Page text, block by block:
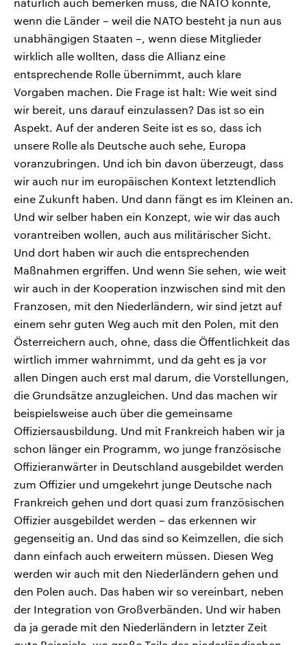
natürlich auch bemerken muss, die NATO könnte,
wenn die Länder – weil die NATO besteht ja nun aus
unabhängigen Staaten –, wenn diese Mitglieder
wirklich alle wollten, dass die Allianz eine
entsprechende Rolle übernimmt, auch klare
Vorgaben machen. Die Frage ist halt: Wie weit sind
wir bereit, uns darauf einzulassen? Das ist so ein
Aspekt. Auf der anderen Seite ist es so, dass ich
unsere Rolle als Deutsche auch sehe, Europa
voranzubringen. Und ich bin davon überzeugt, dass
wir auch nur im europäischen Kontext letztendlich
eine Zukunft haben. Und dann fängt es im Kleinen an.
Und wir selber haben ein Konzept, wie wir das auch
vorantreiben wollen, auch aus militärischer Sicht.
Und dort haben wir auch die entsprechenden
Maßnahmen ergriffen. Und wenn Sie sehen, wie weit
wir auch in der Kooperation inzwischen sind mit den
Franzosen, mit den Niederländern, wir sind jetzt auf
einem sehr guten Weg auch mit den Polen, mit den
Österreichern auch, ohne, dass die Öffentlichkeit das
wirtlich immer wahrnimmt, und da geht es ja vor
allen Dingen auch erst mal darum, die Vorstellungen,
die Grundsätze anzugleichen. Und das machen wir
beispielsweise auch über die gemeinsame
Offiziersausbildung. Und mit Frankreich haben wir ja
schon länger ein Programm, wo junge französische
Offizieranwärter in Deutschland ausgebildet werden
zum Offizier und umgekehrt junge Deutsche nach
Frankreich gehen und dort quasi zum französischen
Offizier ausgebildet werden – das erkennen wir
gegenseitig an. Und das sind so Keimzellen, die sich
dann einfach auch erweitern müssen. Diesen Weg
werden wir auch mit den Niederländern gehen und
den Polen auch. Das haben wir so vereinbart, neben
der Integration von Großverbänden. Und wir haben
da ja gerade mit den Niederländern in letzter Zeit